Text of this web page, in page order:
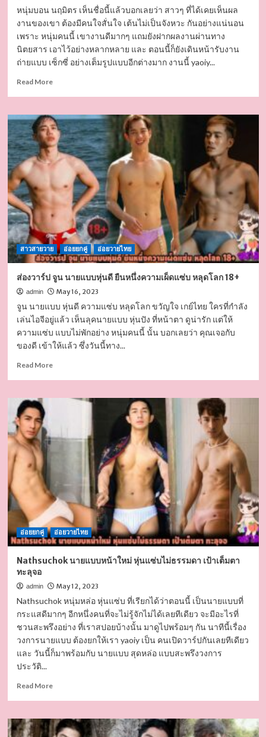
หนุ่มบอน นฤมิตร เห็นชื่อนี้แล้วบอกเลยว่า สาวๆ ที่ได้เคยเห็นผล
งานของเขา ต้องมีคนใจสั่นใจ เต้นไม่เป็นจังหวะ กันอย่างแน่นอน
เพราะ หนุ่มคนนี้ เขางานดีมากๆ แถมยังฝากผลงานผ่านทาง
นิตยสาร เอาไว้อย่างหลากหลาย และ ตอนนี้ก็ยังเดินหน้ารับงาน
ถ่ายแบบ เซ็กซี่ อย่างเต็มรูปแบบอีกต่างมาก งานนี้ yaoiy...
Read MoreRead
หนุ่ม
บอน
นฤมิต
ร
นาย
แบบ
ล่ำ
โชว์
งาน
วาบ
หวิว
ทำ
สยิว
แพลตฟอร์ม
สาวสายวาย อ่อยยกคู่ อ่อยวายไทย
ส่องวาร์ป จูน นายแบบหุ่นดี ยืนหนึ่งความเผ็ดแซ่บ หลุดโลก 18+
admin May 16, 2023
จูน นายแบบ หุ่นดี ความแซ่บ หลุดโลก ขวัญใจ เกย์ไทย ใครที่กำลัง
เล่นไอจีอยู่แล้ว เห็นลุคนายแบบ หุ่นปัง ที่หน้าตา ดูน่ารัก แต่ให้
ความแซ่บ แบบไม่พักอย่าง หนุ่มคนนี้ นั้น บอกเลยว่า คุณเจอกับ
ของดี เข้าให้แล้ว ซึ่งวันนี้ทาง...
Read MoreRead
ส่อง
ยืน
หนึ่ง
ความ
เผ็ด
แซ่บ
หลุด
โลก
18+
อ่อยยกคู่ อ่อยวายไทย
Nathsuchok นายแบบหน้าใหม่ หุ่นแซ่บไม่ธรรมดา เป้าเต็มตา
ทะลุจอ
admin May 12, 2023
Nathsuchok หนุ่มหล่อ หุ่นแซ่บ ที่เรียกได้ว่าตอนนี้ เป็นนายแบบที่
กระแสดีมากๆ อีกหนึ่งคนที่จะไม่รู้จักไม่ได้เลยทีเดียว จะมีอะไรที่
ชวนสะพรึงอย่าง ที่เราสปอยบ้างนั้น มาดูไปพร้อมๆ กัน นาทีนี้เรื่อง
วงการนายแบบ ต้องยกให้เรา yaoiy เป็น คนเปิดวาร์ปกันเลยทีเดียว
และ วันนี้ก็มาพร้อมกับ นายแบบ สุดหล่อ แบบสะพรึงวงการ
ประวัติ...
Read MoreRead
Nathsuchok
นาย